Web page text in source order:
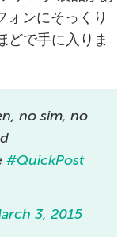
ォンにそっくり
どで手に入りま
no sim, no
#QuickPost
3, 2015